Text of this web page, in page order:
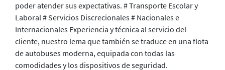
poder atender sus expectativas. # Transporte Escolar y
Laboral # Servicios Discrecionales # Nacionales e
Internacionales Experiencia y técnica al servicio del
cliente, nuestro lema que también se traduce en una flota
de autobuses moderna, equipada con todas las
comodidades y los dispositivos de seguridad.